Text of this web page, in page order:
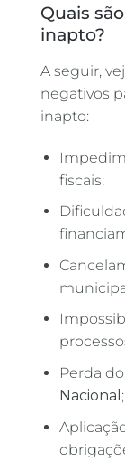
Quais
inapto?
A seguir,
negativos
inapto:
fiscais;
Perda
Nacional ;